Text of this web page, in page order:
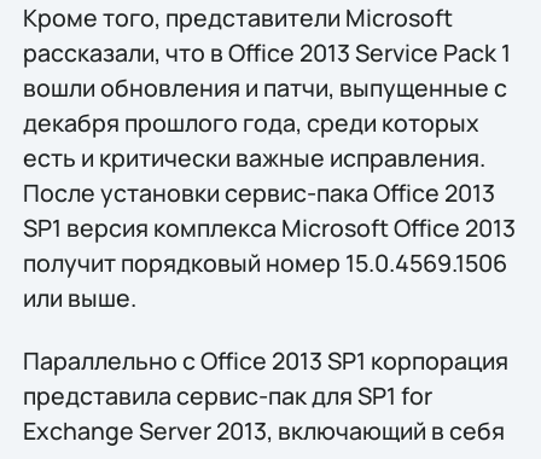
Кроме того, представители Microsoft
рассказали, что в Office 2013 Service Pack 1
вошли обновления и патчи, выпущенные с
декабря прошлого года, среди которых
есть и критически важные исправления.
После установки сервис-пака Office 2013
SP1 версия комплекса Microsoft Office 2013
получит порядковый номер 15.0.4569.1506
или выше.
Параллельно с Office 2013 SP1 корпорация
представила сервис-пак для SP1 for
Exchange Server 2013, включающий в себя